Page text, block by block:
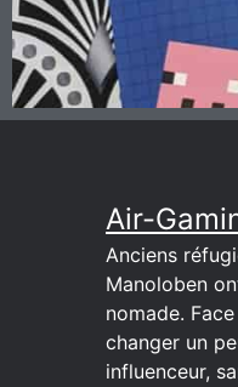
Air-
Anciens
Manoloben
nomade.
changer un
influenceur,